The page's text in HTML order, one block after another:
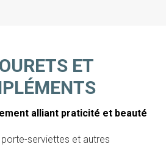
ET
alliant praticité et beauté
serviettes et autres